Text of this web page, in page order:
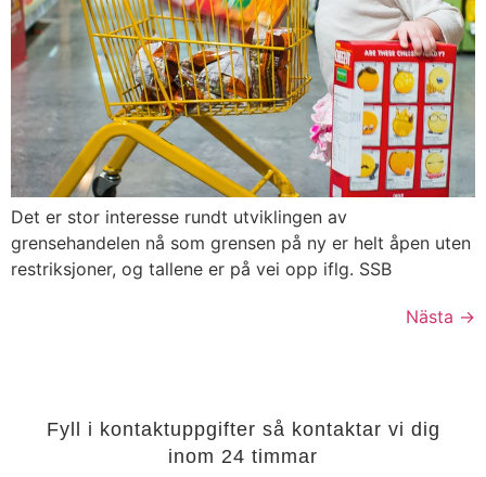
Det er stor interesse rundt utviklingen av
grensehandelen nå som grensen på ny er helt åpen uten
restriksjoner, og tallene er på vei opp iflg. SSB
Nästa →
Fyll i kontaktuppgifter så kontaktar vi dig
inom 24 timmar